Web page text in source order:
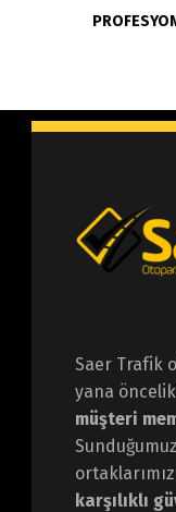
Saer Trafik
yana
müşteri
karşılıklı